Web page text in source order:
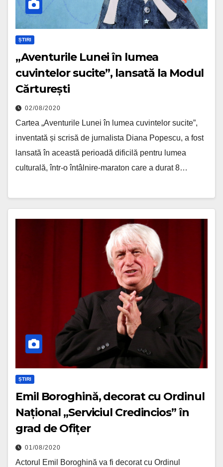
ȘTIRI
„Aventurile Lunei în lumea
cuvintelor sucite”, lansată la Modul
Cărturești
02/08/2020
Cartea „Aventurile Lunei în lumea cuvintelor sucite”,
inventată și scrisă de jurnalista Diana Popescu, a fost
lansată în această perioadă dificilă pentru lumea
culturală, într-o întâlnire-maraton care a durat 8…
ȘTIRI
Emil Boroghină, decorat cu Ordinul
Național „Serviciul Credincios” în
grad de Ofițer
01/08/2020
Actorul Emil Boroghină va fi decorat cu Ordinul